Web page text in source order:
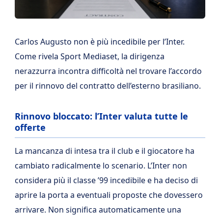
Carlos Augusto non è più incedibile per l’Inter.
Come rivela Sport Mediaset, la dirigenza
nerazzurra incontra difficoltà nel trovare l’accordo
per il rinnovo del contratto dell’esterno brasiliano.
Rinnovo bloccato: l’Inter valuta tutte le
offerte
La mancanza di intesa tra il club e il giocatore ha
cambiato radicalmente lo scenario. L’Inter non
considera più il classe ’99 incedibile e ha deciso di
aprire la porta a eventuali proposte che dovessero
arrivare. Non significa automaticamente una